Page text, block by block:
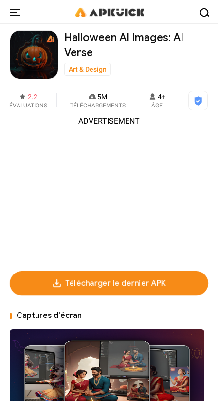
Halloween AI Images: AI
Verse
Art & Design
2.2
ÉVALUATIONS
5M
TÉLÉCHARGEMENTS
4+
ÂGE
ADVERTISEMENT
Télécharger le dernier APK
Captures d'écran